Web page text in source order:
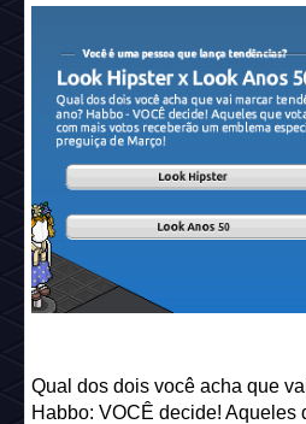
Qual dos dois você acha que
Habbo: VOCÊ decide! Aqueles